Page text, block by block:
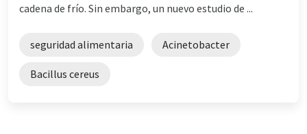
cadena de frío. Sin embargo, un nuevo estudio de ...
seguridad alimentaria Acinetobacter
Bacillus cereus